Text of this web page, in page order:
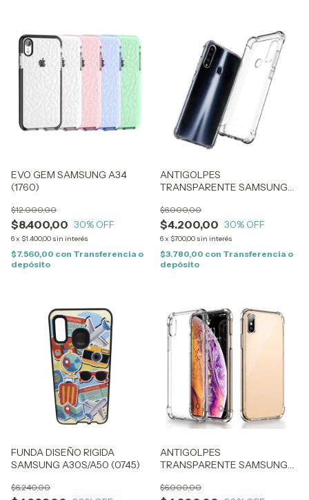
EVO GEM SAMSUNG A34
(1760)
$8.400,00
$12.000,00
30% OFF
6x $1.400,00 sin interés
$7.560,00 con Transferencia o
depósito
ANTIGOLPES
TRANSPARENTE SAMSUNG
$4.200,00
$6.000,00
30% OFF
6x $700,00 sin interés
$3.780,00 con Transferencia o
depósito
FUNDA DISEÑO RIGIDA
SAMSUNG A30S/A50 (0745)
$6.240,00
ANTIGOLPES
TRANSPARENTE SAMSUNG
$6.000,00